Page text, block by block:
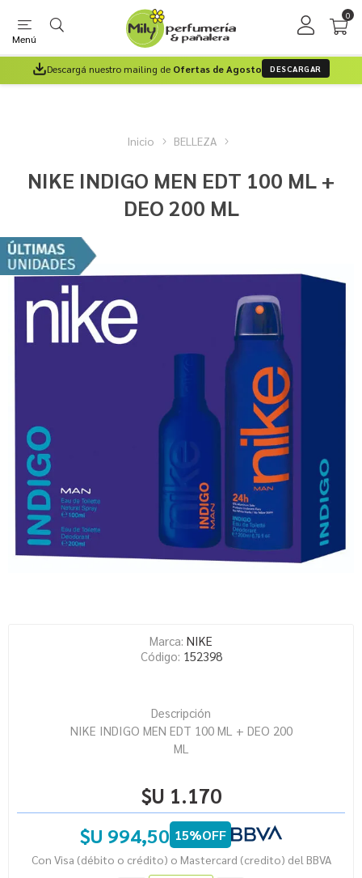
Menú
0
Descargá nuestro mailing de Ofertas de Agosto DESCARGAR
Inicio BELLEZA
NIKE INDIGO MEN EDT 100 ML +
DEO 200 ML
Marca: NIKE
Código: 152398
Descripción
NIKE INDIGO MEN EDT 100 ML + DEO 200
ML
$U 1.170
$U 994,50 15%OFF
Con Visa (débito o crédito) o Mastercard (credito) del BBVA